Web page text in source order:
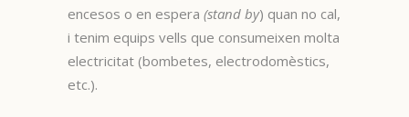
encesos o en espera (stand by) quan no cal,
i tenim equips vells que consumeixen molta
electricitat (bombetes, electrodomèstics,
etc.).